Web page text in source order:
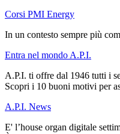
Corsi PMI Energy
In un contesto sempre più
Entra nel mondo A.P.I.
A.P.I. ti offre dal 1946 tutti i
Scopri i 10 buoni motivi per
A.P.I. News
E' l’house organ digitale